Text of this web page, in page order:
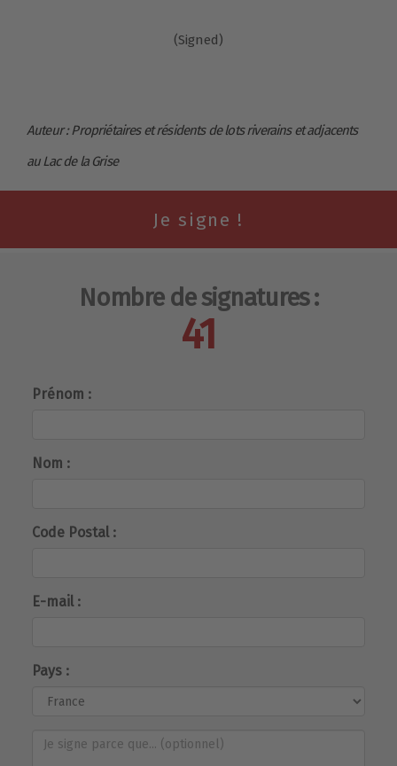
(Signed)
Auteur : Propriétaires et résidents de lots riverains et adjacents
au Lac de la Grise
Nombre de signatures :
41
Prénom :
Nom :
Code Postal :
E-mail :
Pays :